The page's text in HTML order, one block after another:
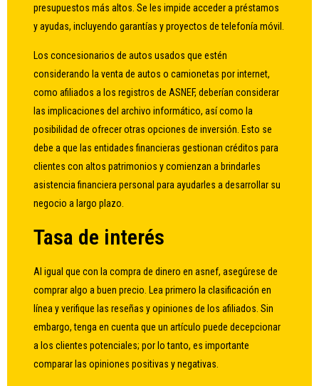
presupuestos más altos. Se les impide acceder a préstamos
y ayudas, incluyendo garantías y proyectos de telefonía móvil.
Los concesionarios de autos usados ​​que estén
considerando la venta de autos o camionetas por internet,
como afiliados a los registros de ASNEF, deberían considerar
las implicaciones del archivo informático, así como la
posibilidad de ofrecer otras opciones de inversión. Esto se
debe a que las entidades financieras gestionan créditos para
clientes con altos patrimonios y comienzan a brindarles
asistencia financiera personal para ayudarles a desarrollar su
negocio a largo plazo.
Tasa de interés
Al igual que con la compra de dinero en asnef, asegúrese de
comprar algo a buen precio. Lea primero la clasificación en
línea y verifique las reseñas y opiniones de los afiliados. Sin
embargo, tenga en cuenta que un artículo puede decepcionar
a los clientes potenciales; por lo tanto, es importante
comparar las opiniones positivas y negativas.